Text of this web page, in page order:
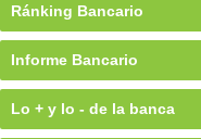
Ránking Bancario
Informe Bancario
Lo + y lo - de la banca